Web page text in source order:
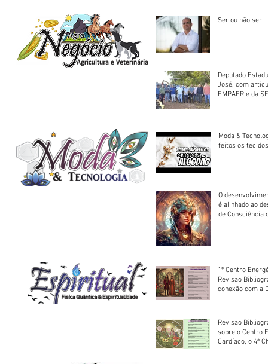
Ser ou não ser
Deputado
José, com
EMPAER e da
Moda &
feitos os
O
é alinhado ao
de Consciência
1º Centro
Revisão
conexão com a
Revisão
sobre o Centro
Cardíaco, o 4ª